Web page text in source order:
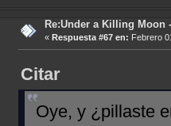
Re:Under a Killing Moon
« Respuesta #67 en: Febrero
Citar
Oye, y ¿pillaste